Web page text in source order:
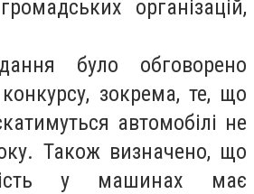
організацій,
було обговорено
зокрема, те, що
автомобілі не
Також визначено, що
у машинах має